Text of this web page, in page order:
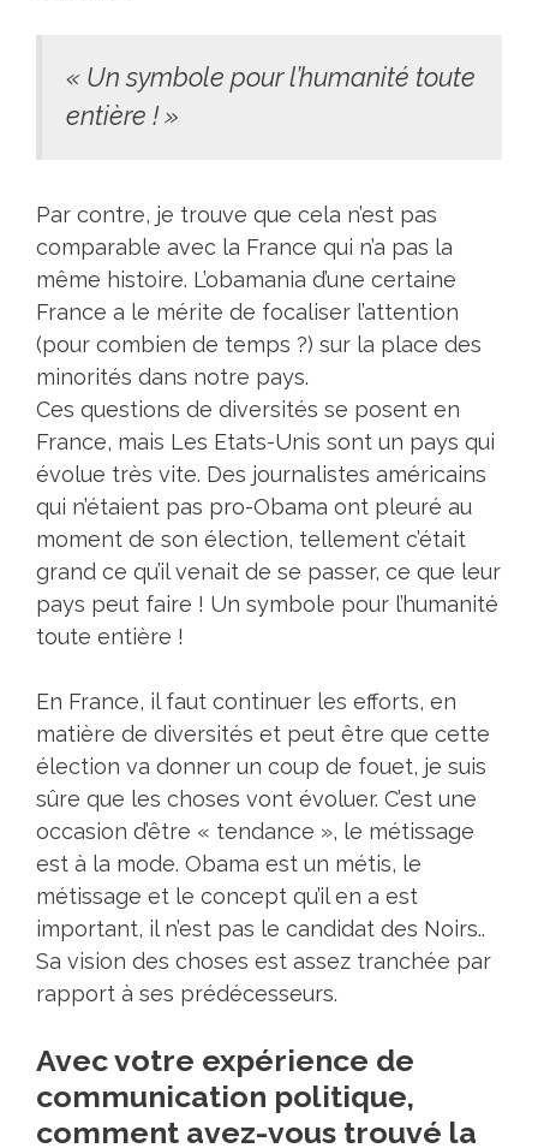
« Un symbole pour l’humanité toute
entière ! »
Par contre, je trouve que cela n’est pas
comparable avec la France qui n’a pas la
même histoire. L’obamania d’une certaine
France a le mérite de focaliser l’attention
(pour combien de temps ?) sur la place des
minorités dans notre pays.
Ces questions de diversités se posent en
France, mais Les Etats-Unis sont un pays qui
évolue très vite. Des journalistes américains
qui n’étaient pas pro-Obama ont pleuré au
moment de son élection, tellement c’était
grand ce qu’il venait de se passer, ce que leur
pays peut faire ! Un symbole pour l’humanité
toute entière !
En France, il faut continuer les efforts, en
matière de diversités et peut être que cette
élection va donner un coup de fouet, je suis
sûre que les choses vont évoluer. C’est une
occasion d’être « tendance », le métissage
est à la mode. Obama est un métis, le
métissage et le concept qu’il en a est
important, il n’est pas le candidat des Noirs..
Sa vision des choses est assez tranchée par
rapport à ses prédécesseurs.
Avec votre expérience de
communication politique,
comment avez-vous trouvé la